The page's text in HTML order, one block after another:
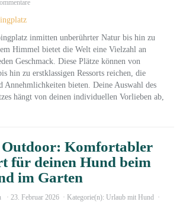
inmitten unberührter Natur bis hin zu
Himmel bietet die Welt eine Vielzahl an
Geschmack. Diese Plätze können von
hin zu erstklassigen Ressorts reichen, die
bieten. Deine Auswahl des
hängt von deinen individuellen Vorlieben ab,
Outdoor: Komfortabler
für deinen Hund beim
im Garten
23. Februar 2026 Kategorie(n): Urlaub mit Hund